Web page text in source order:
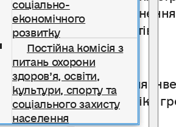
економічного
розвитку
Постійна комісія з
питань охорони
здоров’я, освіти,
культури, спорту та
соціального захисту
населення
оприлюднення
документів.
бази
та
заявок на
Залучення
в економіку